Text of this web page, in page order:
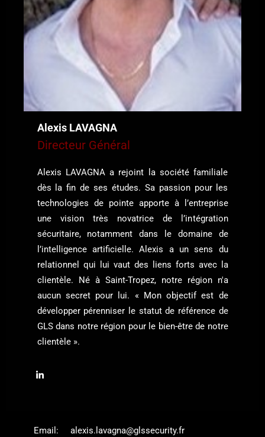
Alexis LAVAGNA
Directeur Général
Alexis LAVAGNA a rejoint la société familiale
dès la fin de ses études. Sa passion pour les
technologies de pointe apporte à l’entreprise
une vision très novatrice de l’intégration
sécuritaire, notamment dans le domaine de
l’intelligence artificielle. Alexis a un sens du
relationnel qui lui vaut des liens forts avec la
clientèle. Né à Saint-Tropez, notre région n'a
aucun secret pour lui. « Mon objectif est de
développer pérenniser le statut de référence de
GLS dans notre région pour le bien-être de notre
clientèle ».
Email: alexis.lavagna@glssecurity.fr